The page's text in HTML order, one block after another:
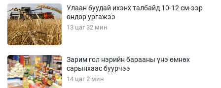
Улаан буудай ихэнх талбайд 10-12 см-ээр
өндөр ургажээ
13 цаг 32 мин
Зарим гол нэрийн барааны үнэ өмнөх
сарынхаас буурчээ
14 цаг 2 мин